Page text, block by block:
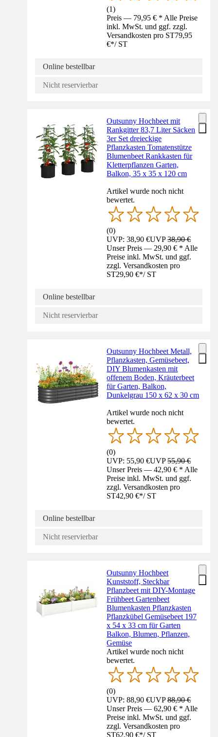
(1)
Preis — 79,95 € * Alle Preise
inkl. MwSt. und ggf. zzgl.
Versandkosten pro ST79,95
€*/ ST
Online bestellbar
Nicht reservierbar
Outsunny Hochbeet mit
Rankgitter 83,7 Liter Säcken
3er Set dreieckige
Pflanzkasten Tomatenstütze
Blumenbeet Rankkasten für
Kletterpflanzen Garten,
Balkon, 35 x 35 x 120 cm
Artikel wurde noch nicht
bewertet.
(0)
UVP: 38,90 €UVP38,90 €
Unser Preis — 29,90 € * Alle
Preise inkl. MwSt. und ggf.
zzgl. Versandkosten pro
ST29,90 €*/ ST
Online bestellbar
Nicht reservierbar
Outsunny Hochbeet Metall,
Pflanzkasten, Gemüsebeet,
DIY Blumenkasten mit
offenem Boden, Kräuterbeet
für Garten, Balkon,
Dunkelgrau 150 x 62 x 30 cm
Artikel wurde noch nicht
bewertet.
(0)
UVP: 55,90 €UVP55,90 €
Unser Preis — 42,90 € * Alle
Preise inkl. MwSt. und ggf.
zzgl. Versandkosten pro
ST42,90 €*/ ST
Online bestellbar
Nicht reservierbar
Outsunny Hochbeet
Kunststoff, Steckbar
Pflanzbeet mit DIY-Montage
Frühbeet Gartenbeet
Blumenkasten Pflanzkasten
Pflanzkübel Gemüsebeet 197
x 54 x 33 cm für Garten
Balkon, Blumen, Pflanzen,
Gemüse
Artikel wurde noch nicht
bewertet.
(0)
UVP: 88,90 €UVP88,90 €
Unser Preis — 62,90 € * Alle
Preise inkl. MwSt. und ggf.
zzgl. Versandkosten pro
ST62,90 €*/ ST